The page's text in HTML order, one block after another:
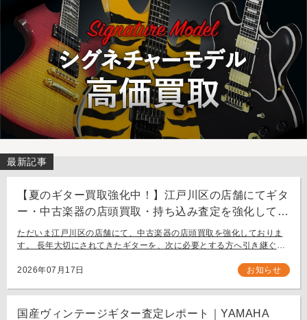
最新記事
【夏のギター買取強化中！】江戸川区の店舗にてギタ
ー・中古楽器の店頭買取・持ち込み査定を強化してお
ります。
ただいま江戸川区の店舗にて、中古楽器の店頭買取を強化しておりま
す。 長年大切にされてきたギターを、次に必要とする方へ引き継ぐお
ち込み査定も大歓迎です。
2026年07月17日 お知らせ
国産ヴィンテージギター査定レポート｜YAMAHA